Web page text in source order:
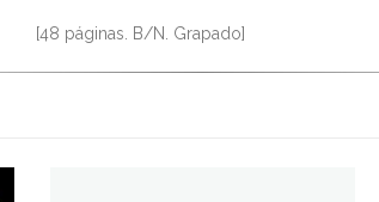
[48 páginas. B/N. Grapado]